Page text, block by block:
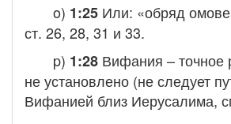
o) 1:25 Или: «обряд
ст. 26, 28, 31 и 33.
p) 1:28 Вифания – точное
не установлено (не следует
Вифанией близ Иерусалима,